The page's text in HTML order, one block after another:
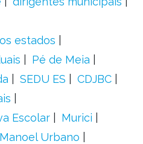
estados
Pé de Meia
SEDU ES
CDJBC
Escolar
Murici
Manoel Urbano